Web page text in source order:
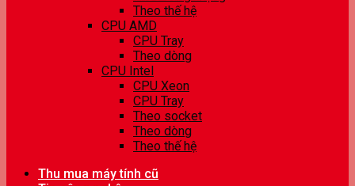
Theo thế hệ
CPU AMD
CPU Tray
Theo dòng
CPU Intel
CPU Xeon
CPU Tray
Theo socket
Theo dòng
Theo thế hệ
Thu mua máy tính cũ